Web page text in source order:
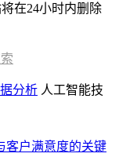
将在24小时内删除
分析 人工智能技
客户满意度的关键